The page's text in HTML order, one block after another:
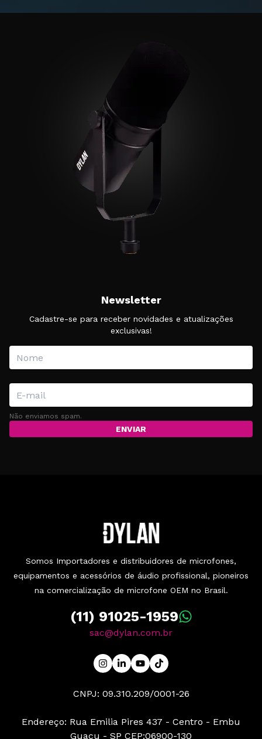
Newsletter
Cadastre-se para receber novidades e atualizações
exclusivas!
Não enviamos spam.
ENVIAR
Somos Importadores e distribuidores de microfones,
equipamentos e acessórios de áudio profissional, pioneiros
na comercialização de microfone OEM no Brasil.
(11) 91025-1959
sac@dylan.com.br
CNPJ: 09.310.209/0001-26
Endereço: Rua Emilia Pires 437 - Centro - Embu
Guaçu - SP CEP:06900-130